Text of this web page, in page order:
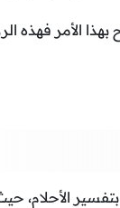
الأمر فهذه
الأحلام،